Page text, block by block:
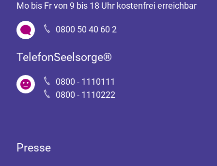
Mo bis Fr von 9 bis 18 Uhr kostenfrei erreichbar
0800 50 40 60 2
TelefonSeelsorge®
0800 - 1110111
0800 - 1110222
Presse